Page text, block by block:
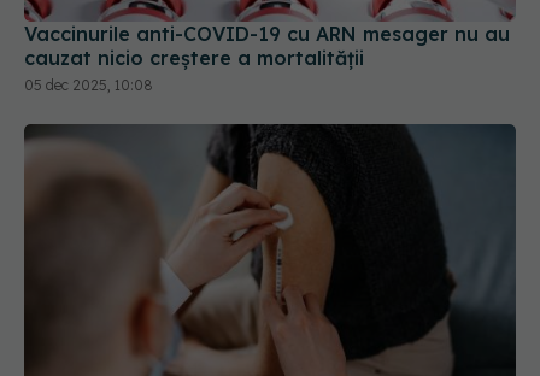
Vaccinurile anti-COVID-19 cu ARN mesager nu au
cauzat nicio creştere a mortalităţii
05 dec 2025, 10:08